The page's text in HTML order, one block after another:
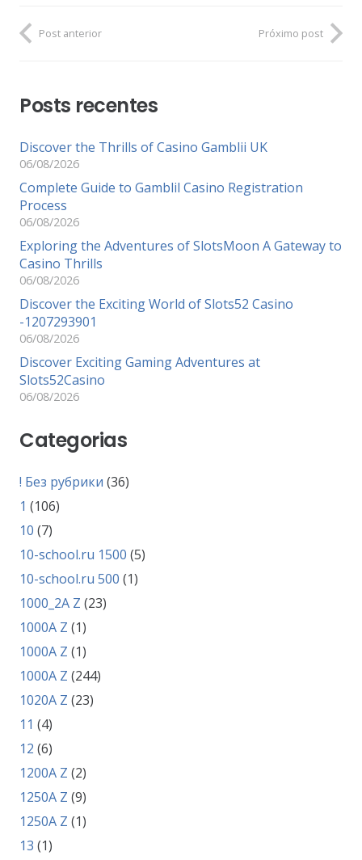
Post anterior Próximo post
Posts recentes
Discover the Thrills of Casino Gamblii UK
06/08/2026
Complete Guide to Gamblil Casino Registration
Process
06/08/2026
Exploring the Adventures of SlotsMoon A Gateway to
Casino Thrills
06/08/2026
Discover the Exciting World of Slots52 Casino
-1207293901
06/08/2026
Discover Exciting Gaming Adventures at
Slots52Casino
06/08/2026
Categorias
! Без рубрики (36)
1 (106)
10 (7)
10-school.ru 1500 (5)
10-school.ru 500 (1)
1000_2A Z (23)
1000A Z (1)
1000A Z (1)
1000A Z (244)
1020A Z (23)
11 (4)
12 (6)
1200A Z (2)
1250A Z (9)
1250A Z (1)
13 (1)